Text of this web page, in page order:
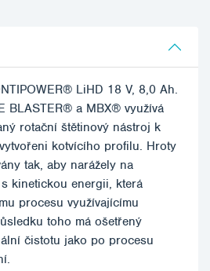
LiHD 18 V, 8,0 Ah.
BLASTER® a MBX® využívá
rotační štětinový nástroj k
kotvícího profilu. Hroty
tak, aby narážely na
kinetickou energii, která
procesu využívajícímu
toho má ošetřený
čistotu jako po procesu